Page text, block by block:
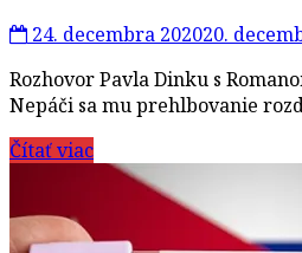
24. decembra 202020.
Rozhovor Pavla Dinku s
Nepáči sa mu prehlbovanie
Čítať viac